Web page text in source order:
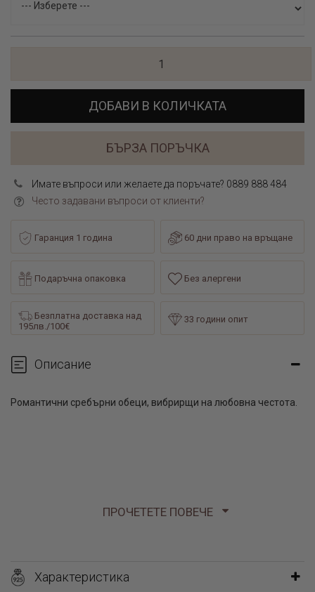
ДОБАВИ В КОЛИЧКАТА
БЪРЗА ПОРЪЧКА
Имате въпроси или желаете да поръчате? 0889 888 484
Често задавани въпроси от клиенти?
Гаранция 1 година 60 дни право на връщане
Подаръчна опаковка Без алергени
Безплатна доставка над
195лв./100€
33 години опит
Описание
Романтични сребърни обеци, вибрирщи на любовна честота.
ПРОЧЕТЕТЕ ПОВЕЧЕ
Характеристика